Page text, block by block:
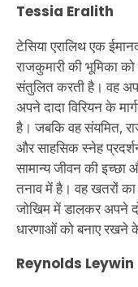
Tessia Eralith
टेसिया एरालिथ एक
राजकुमारी की भूमिका
संतुलित करती है। वह
अपने दादा विरियन के
है। जबकि वह संयमित,
और साहसिक स्नेह
सामान्य जीवन की इच्छा
तनाव में है। वह खतरों का
जोखिम में डालकर अपने
धारणाओं को बनाए रखने
Reynolds Leywin